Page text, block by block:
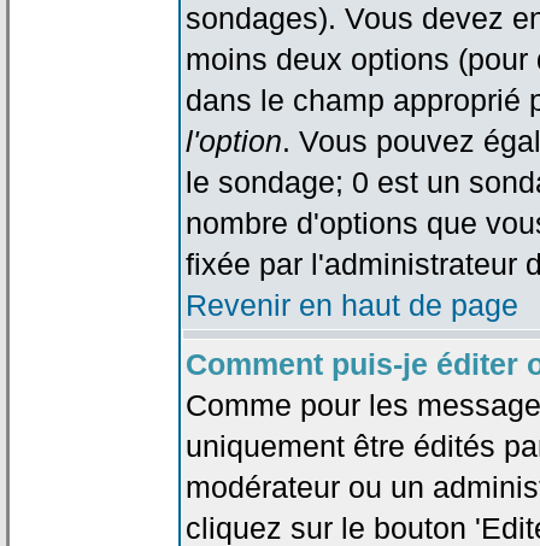
sondages). Vous devez
moins deux options
dans le champ
l'option. Vous pouvez
le sondage; 0 est un
nombre d'options que
fixée par l'administrateur
Revenir en haut de page
Comment puis-je éditer
Comme pour les
uniquement être édités
modérateur ou un
cliquez sur le bouton